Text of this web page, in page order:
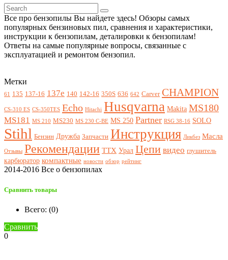
Все про бензопилы Вы найдете здесь! Обзоры самых
популярных бензиновых пил, сравнения и характеристики,
инструкции к бензопилам, деталировки к бензопилам!
Ответы на самые популярные вопросы, связанные с
эксплуатацией и ремонтом бензопил.
Метки
61 135 137-16 137e 140 142-16 350S 636 642 Carver CHAMPION
CS-310 ES CS-350TES Echo Hitachi Husqvarna Makita MS180
MS181 MS 210 MS230 MS 230 C-BE MS 250 Partner RSG 38-16 SOLO
Stihl Бензин Дружба Запчасти Инструкция Ликбез Масла
Отзывы Рекомендации ТТХ Урал Цепи видео глушитель
карбюратор компактные новости обзор рейтинг
2014-2016 Все о бензопилах
Сравнить товары
Всего: (0)
Сравнить
0